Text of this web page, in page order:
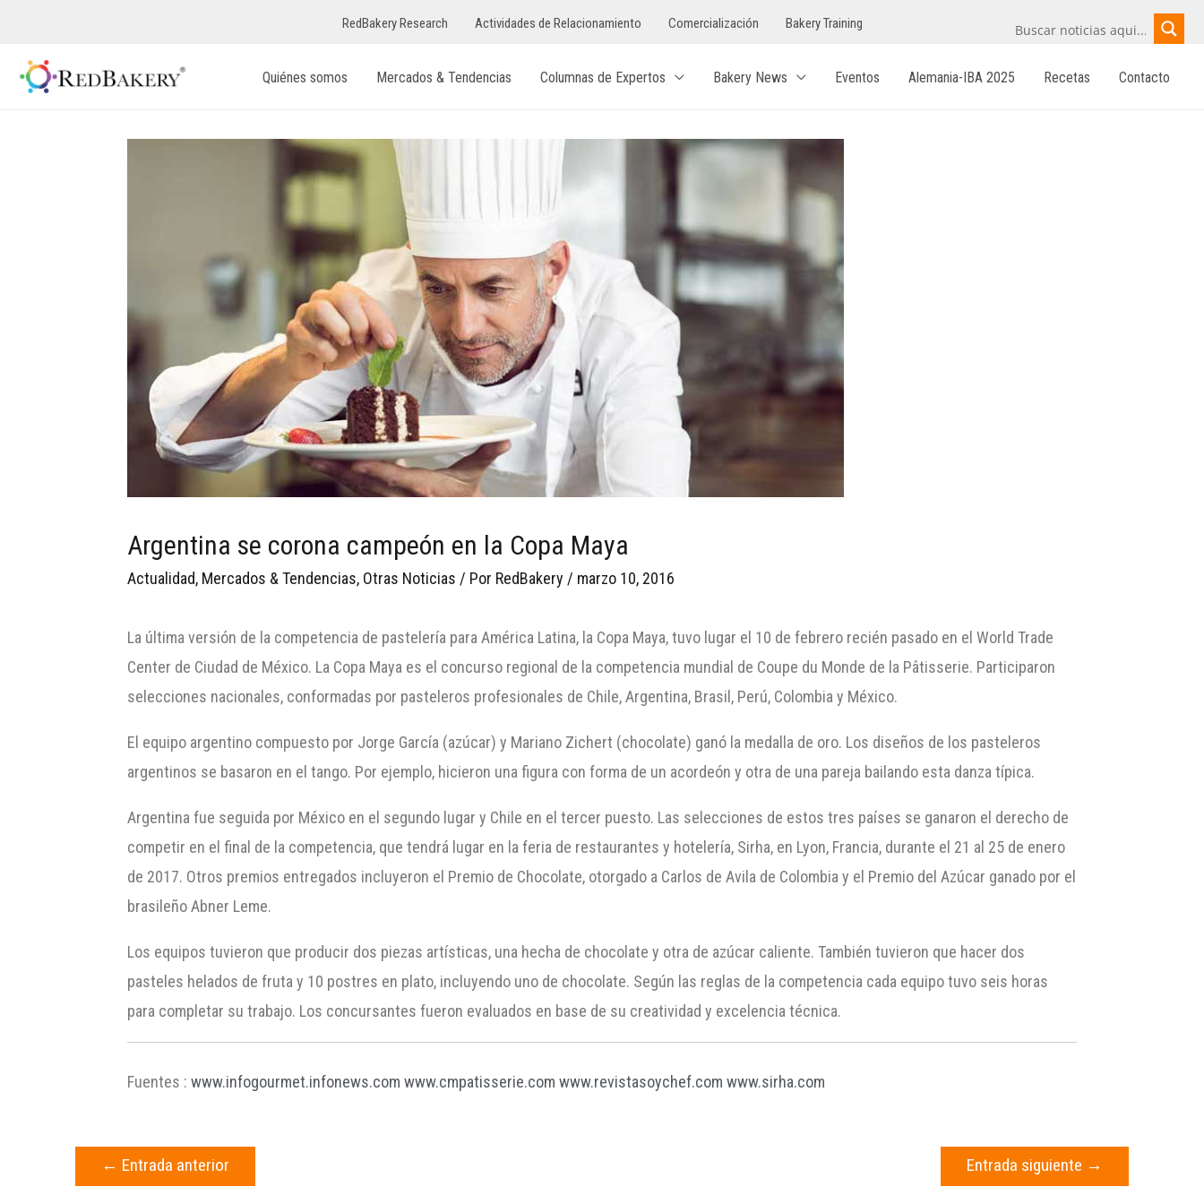
RedBakery Research Actividades de Relacionamiento Comercialización Bakery Training
Quiénes somos Mercados & Tendencias Columnas de Expertos Bakery News Eventos Alemania-IBA 2025 Recetas Contacto
Argentina se corona campeón en la Copa Maya
Actualidad, Mercados & Tendencias, Otras Noticias / Por RedBakery / marzo 10, 2016
La última versión de la competencia de pastelería para América Latina, la Copa Maya, tuvo lugar el 10 de febrero recién pasado en el World Trade
Center de Ciudad de México. La Copa Maya es el concurso regional de la competencia mundial de Coupe du Monde de la Pâtisserie. Participaron
selecciones nacionales, conformadas por pasteleros profesionales de Chile, Argentina, Brasil, Perú, Colombia y México.
El equipo argentino compuesto por Jorge García (azúcar) y Mariano Zichert (chocolate) ganó la medalla de oro. Los diseños de los pasteleros
argentinos se basaron en el tango. Por ejemplo, hicieron una figura con forma de un acordeón y otra de una pareja bailando esta danza típica.
Argentina fue seguida por México en el segundo lugar y Chile en el tercer puesto. Las selecciones de estos tres países se ganaron el derecho de
competir en el final de la competencia, que tendrá lugar en la feria de restaurantes y hotelería, Sirha, en Lyon, Francia, durante el 21 al 25 de enero
de 2017. Otros premios entregados incluyeron el Premio de Chocolate, otorgado a Carlos de Avila de Colombia y el Premio del Azúcar ganado por el
brasileño Abner Leme.
Los equipos tuvieron que producir dos piezas artísticas, una hecha de chocolate y otra de azúcar caliente. También tuvieron que hacer dos
pasteles helados de fruta y 10 postres en plato, incluyendo uno de chocolate. Según las reglas de la competencia cada equipo tuvo seis horas
para completar su trabajo. Los concursantes fueron evaluados en base de su creatividad y excelencia técnica.
Fuentes : www.infogourmet.infonews.com www.cmpatisserie.com www.revistasoychef.com www.sirha.com
← Entrada anterior Entrada siguiente →